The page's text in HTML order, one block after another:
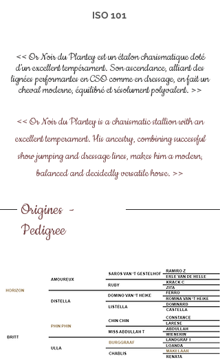
ISO 101
<< Or Noir du Plantey est un étalon charismatique doté
d’un excellent tempérament. Son ascendance, alliant des
lignées performantes en CSO comme en dressage, en fait un
cheval moderne, équilibré et résolument polyvalent. >>
<< Or Noir du Plantey is a charismatic stallion with an
excellent temperament. His ancestry, combining successful
show jumping and dressage lines, makes him a modern,
balanced and decidedly versatile horse. >>
Origines -
Pedigree